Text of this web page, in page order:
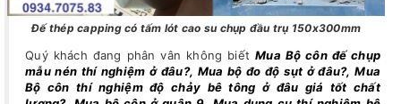
Đế thép capping có tấm lót cao su chụp đầu trụ 150x300mm
Quý khách đang phân vân không biếtMua Bộ côn đế chụp
mẫu nén thí nghiệm ở đâu?, Mua bộ đo độ sụt ở đâu?, Mua
Bộ côn thí nghiệm độ chảy bê tông ở đâu giá tốt chất